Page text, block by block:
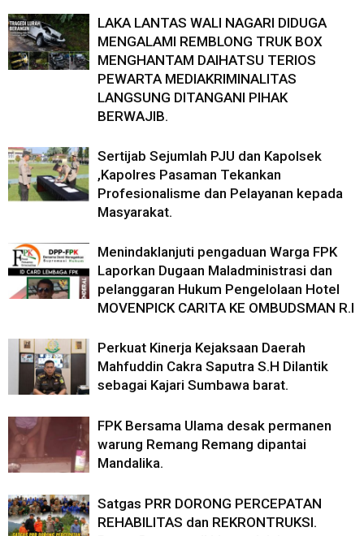
LAKA LANTAS WALI NAGARI DIDUGA
MENGALAMI REMBLONG TRUK BOX
MENGHANTAM DAIHATSU TERIOS
PEWARTA MEDIAKRIMINALITAS
LANGSUNG DITANGANI PIHAK
BERWAJIB.
Sertijab Sejumlah PJU dan Kapolsek
,Kapolres Pasaman Tekankan
Profesionalisme dan Pelayanan kepada
Masyarakat.
Menindaklanjuti pengaduan Warga FPK
Laporkan Dugaan Maladministrasi dan
pelanggaran Hukum Pengelolaan Hotel
MOVENPICK CARITA KE OMBUDSMAN R.I
Perkuat Kinerja Kejaksaan Daerah
Mahfuddin Cakra Saputra S.H Dilantik
sebagai Kajari Sumbawa barat.
FPK Bersama Ulama desak permanen
warung Remang Remang dipantai
Mandalika.
Satgas PRR DORONG PERCEPATAN
REHABILITAS dan REKRONTRUKSI.